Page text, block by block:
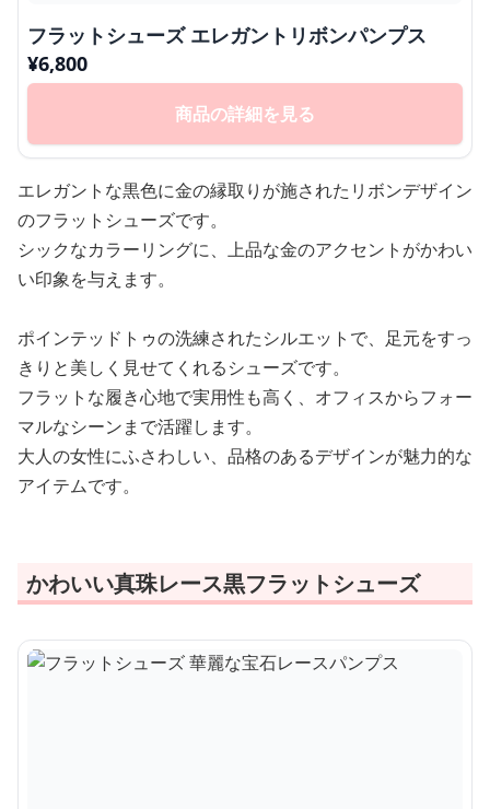
フラットシューズ エレガントリボンパンプス
¥6,800
商品の詳細を見る
エレガントな黒色に金の縁取りが施されたリボンデザイン
のフラットシューズです。
シックなカラーリングに、上品な金のアクセントがかわい
い印象を与えます。
ポインテッドトゥの洗練されたシルエットで、足元をすっ
きりと美しく見せてくれるシューズです。
フラットな履き心地で実用性も高く、オフィスからフォー
マルなシーンまで活躍します。
大人の女性にふさわしい、品格のあるデザインが魅力的な
アイテムです。
かわいい真珠レース黒フラットシューズ